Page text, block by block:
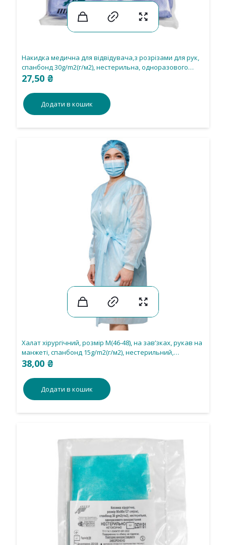
Накидка медична для вiдвiдувача,з розрiзами для рук,
спанбонд 30g/m2(г/м2), нестерильна, одноразового
використання
27,50 ₴
Додати в кошик
Халат хірургічний, розмір М(46-48), на зав’зках, рукав на
манжеті, спанбонд 15g/m2(г/м2), нестерильний,
одноразового використання.
38,00 ₴
Додати в кошик